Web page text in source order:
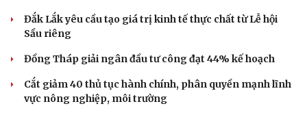
Âm nhạc
Di sản
Sao Việt
Đắk Lắk yêu cầu tạo giá trị kinh tế thực chất từ Lễ hội
Sầu riêng
Đồng Tháp giải ngân đầu tư công đạt 44% kế hoạch
Cắt giảm 40 thủ tục hành chính, phân quyền mạnh lĩnh
vực nông nghiệp, môi trường